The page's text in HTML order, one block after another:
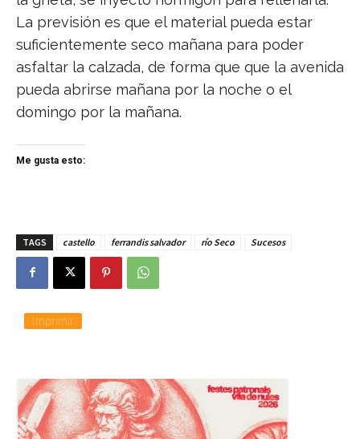
La previsión es que el material pueda estar
suficientemente seco mañana para poder
asfaltar la calzada, de forma que que la avenida
pueda abrirse mañana por la noche o el
domingo por la mañana.
Me gusta esto:
TAGS castello ferrandis salvador río Seco Sucesos
Imprimir